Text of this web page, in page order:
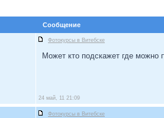
Сообщение
Фотокурсы в Витебске
Может кто подскажет где можно
24 май, 11 21:09
Фотокурсы в Витебске